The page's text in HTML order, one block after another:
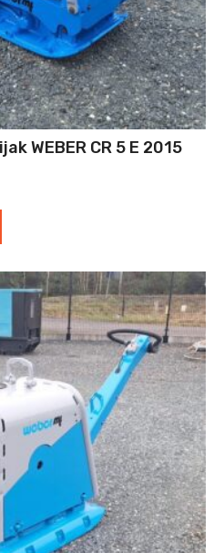
WEBER CR 5 E 2015